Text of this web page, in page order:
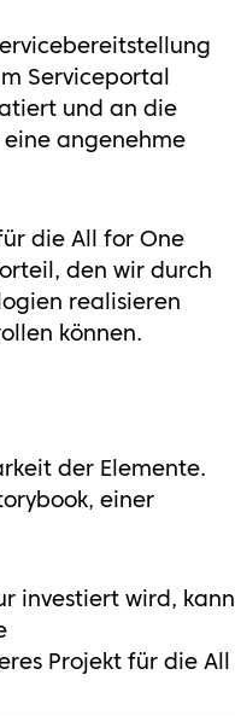
Serviceportal
und an die
angenehme
die All for One
den wir durch
realisieren
können.
der Elemente.
einer
investiert wird, kann
Projekt für die All